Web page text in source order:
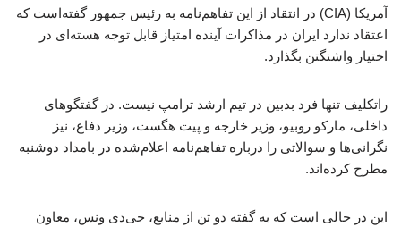
آمریکا (CIA) در انتقاد از این تفاهم‌نامه به رئیس جمهور گفته‌است که
اعتقاد ندارد ایران در مذاکرات آینده امتیاز قابل توجه هسته‌ای در
اختیار واشنگتن بگذارد.
راتکلیف تنها فرد بدبین در تیم ارشد ترامپ نیست. در گفتگوهای
داخلی، مارکو روبیو، وزیر خارجه و پیت هگست، وزیر دفاع، نیز
نگرانی‌ها و سوالاتی را درباره تفاهم‌نامه اعلام‌شده در بامداد دوشنبه
مطرح کرده‌اند.
این در حالی است که به گفته دو تن از منابع، جی‌دی ونس، معاون